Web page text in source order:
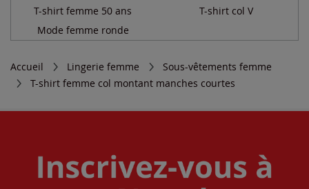
T-shirt femme 50 ans
Mode femme ronde
T-shirt col V
Accueil Lingerie femme
Sous-vêtements femme
T-shirt femme col montant manches courtes